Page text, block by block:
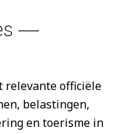
—
relevante officiële
belastingen,
en toerisme in